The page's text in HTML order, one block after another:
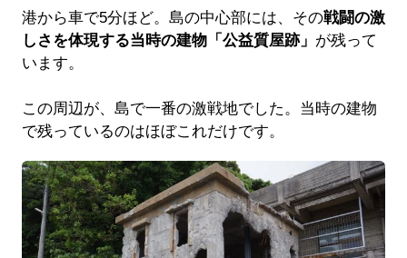
港から車で5分ほど。島の中心部には、その戦闘の激
しさを体現する当時の建物「公益質屋跡」 が残って
います。
この周辺が、島で一番の激戦地でした。当時の建物
で残っているのはほぼこれだけです。